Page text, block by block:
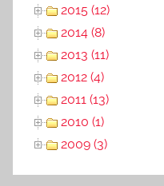
2015 (12)
2014 (8)
2013 (11)
2012 (4)
2011 (13)
2010 (1)
2009 (3)